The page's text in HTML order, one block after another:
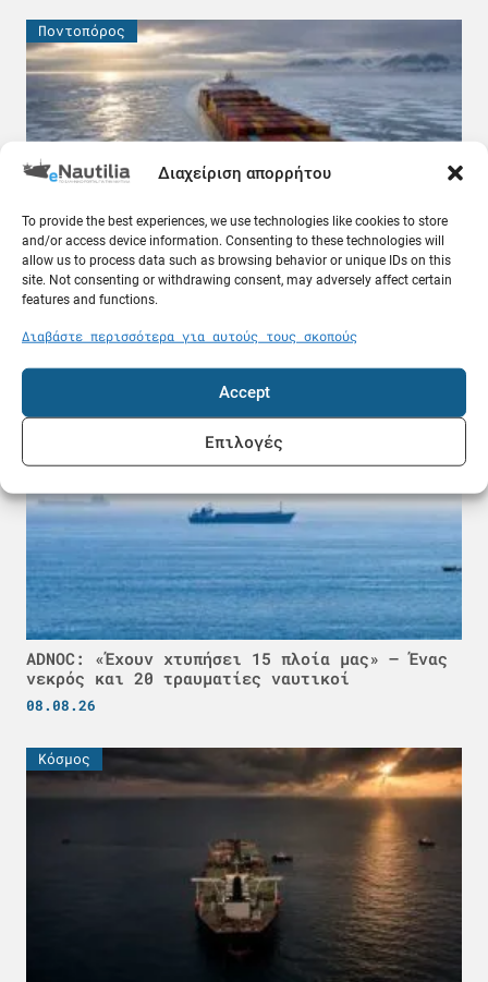
Διαχείριση απορρήτου
To provide the best experiences, we use technologies like cookies to store
and/or access device information. Consenting to these technologies will
allow us to process data such as browsing behavior or unique IDs on this
site. Not consenting or withdrawing consent, may adversely affect certain
features and functions.
Διαβάστε περισσότερα για αυτούς τους σκοπούς
Accept
Επιλογές
Ποντοπόρος
Επτά κινεζικά πλοία θα φτάσουν στην Ευρώπη
08.08.26
ADNOC: «Έχουν χτυπήσει 15 πλοία μας» – Ένας
νεκρός και 20 τραυματίες ναυτικοί
08.08.26
Κόσμος